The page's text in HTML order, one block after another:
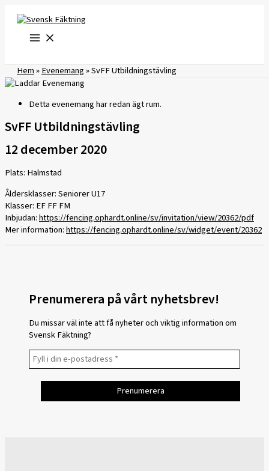
innehåll
Hem»Evenemang»SvFF Utbildningstävling
Detta evenemang har redan ägt rum.
SvFF Utbildningstävling
12 december 2020
Plats: Halmstad
Åldersklasser: Seniorer U17
Klasser: EF FF FM
Inbjudan:https://fencing.ophardt.online/sv/invitation/view/20362/pdf
Mer information:https://fencing.ophardt.online/sv/widget/event/20362
Prenumerera på vårt nyhetsbrev!
Du missar väl inte att få nyheter och viktig information om
Svensk Fäktning?